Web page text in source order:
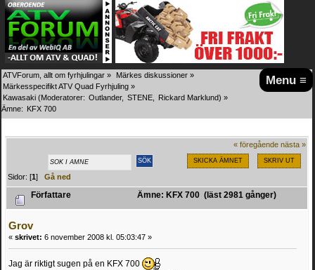
Menu ≡
ATVForum, allt om fyrhjulingar » Märkes diskussioner »
Märkesspecifikt ATV Quad Fyrhjuling »
Kawasaki (Moderatorer: Outlander, STENE Rickard Marklund) »
Ämne: KFX 700
« föregående nästa »
SKICKA ÄMNET SKRIV UT
Sidor: [1]Gå ned
Författare Ämne: KFX 700 (läst 2981 gånger)
Grov
« skrivet: 6 november 2008 kl. 05:03:47 »
Jag är riktigt sugen på en KFX 700